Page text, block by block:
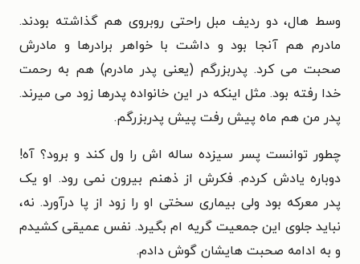
وسط هال، دو ردیف مبل راحتی روبروی هم گذاشته بودند.
مادرم هم آنجا بود و داشت با خواهر برادرها و مادرش
صحبت می کرد. پدربزرگم (یعنی پدر مادرم) هم به رحمت
خدا رفته بود. مثل اینکه در این خانواده پدرها زود می میرند.
پدر من هم ماه پیش رفت پیش پدربزرگم.
چطور توانست پسر سیزده ساله اش را ول کند و برود؟ آه!
دوباره یادش کردم. فکرش از ذهنم بیرون نمی رود. او یک
پدر معرکه بود ولی بیماری سختی او را زود از پا درآورد. نه،
نباید جلوی این جمعیت گریه ام بگیرد. نفس عمیقی کشیدم
و به ادامه صحبت هایشان گوش دادم.